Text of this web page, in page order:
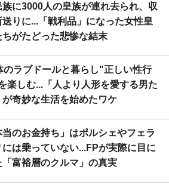
族に3000人の皇族が連れ去られ、収
送りに...「戦利品」になった女性皇
ちがたどった悲惨な結末
のラブドールと暮らし"正しい性行
楽しむ...「人より人形を愛する男た
が奇妙な生活を始めたワケ
当のお金持ち」はポルシェやフェラ
には乗っていない...FPが実際に目に
「富裕層のクルマ」の真実